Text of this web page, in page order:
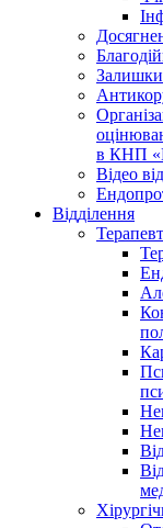
Залишки
в КНП
Відео
Відділення